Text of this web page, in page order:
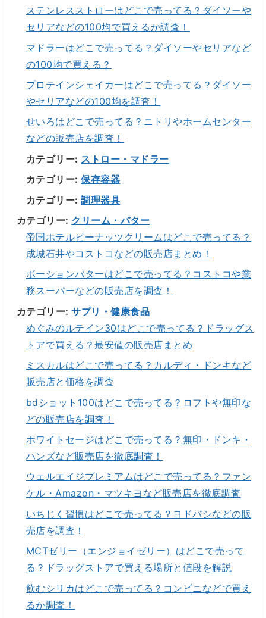
ステンレスストローはどこで売ってる？ダイソーや
セリアなどの100均で買えるか調査！
マドラーはどこで売ってる？ダイソーやセリアなど
の100均で買える？
プロテインシェイカーはどこで売ってる？ダイソー
やセリアなどの100均を調査！
せいろはどこで売ってる？ニトリやホームセンター
などの販売店を調査！
カテゴリー: ストロー・マドラー
カテゴリー:保存容器
カテゴリー:調理器具
カテゴリー: クリーム・バター
帝国ホテルピーナッツクリームはどこで売ってる？
成城石井やコストコなどの販売店まとめ！
ポーションバターはどこで売ってる？コストコや業
務スーパーなどの販売店を調査！
カテゴリー:サプリ・健康食品
めぐみのルテイン30はどこで売ってる？ドラッグス
トアで買える？最安値の販売店まとめ
ミスカルはどこで売ってる？カルディ・ドンキなど
販売店と価格を調査
bdショット100はどこで売ってる？ロフトや無印な
どの販売店を調査！
ホワイトセージはどこで売ってる？無印・ドンキ・
ハンズなど販売店を徹底調査！
ウェルエイジプレミアムはどこで売ってる？ファン
ケル・Amazon・マツキヨなど販売店を徹底調査
いちじく習慣はどこで売ってる？ヨドバシなどの販
売店を調査！
MCTゼリー（エンジョイゼリー）はどこで売って
る？ドラッグストアで買える場所と値段を解説
飲むシリカはどこで売ってる？コンビニなどで買え
るか調査！